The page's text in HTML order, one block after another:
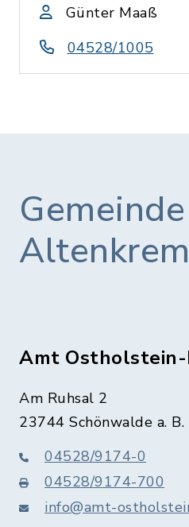
Günter Maaß
04528/1005
Gemeinde
Amt
Am Ruhsal 2
23744 Schönwalde a. B.
04528/9174-0
04528/9174-700
info@amt-